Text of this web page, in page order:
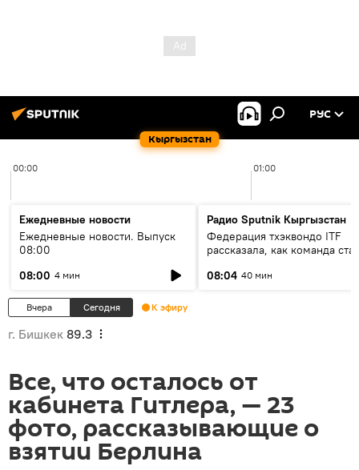
Кыргызстан
РУС
00:00 01:00
Ежедневные новости
Ежедневные новости. Выпуск
08:00
08:00 4 мин
Радио Sputnik Кыргызстан
Федерация тхэквондо ITF
рассказала, как команда
08:04 40 мин
Вчера Сегодня К эфиру
г. Бишкек 89.3
Все, что осталось от
кабинета Гитлера, — 23
фото, рассказывающие о
взятии Берлина